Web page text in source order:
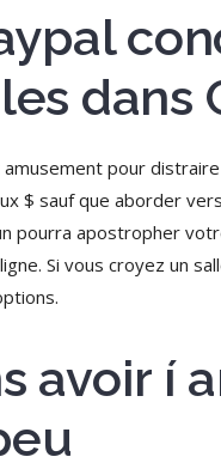
dans
pour
$ sauf que aborder
pourra apostropher
Si vous croyez un
avoir í